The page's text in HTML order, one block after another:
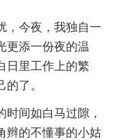
，今夜，我独自一
更添一份夜的温
日里工作上的繁
了。
间如白马过隙，
辫的不懂事的小姑